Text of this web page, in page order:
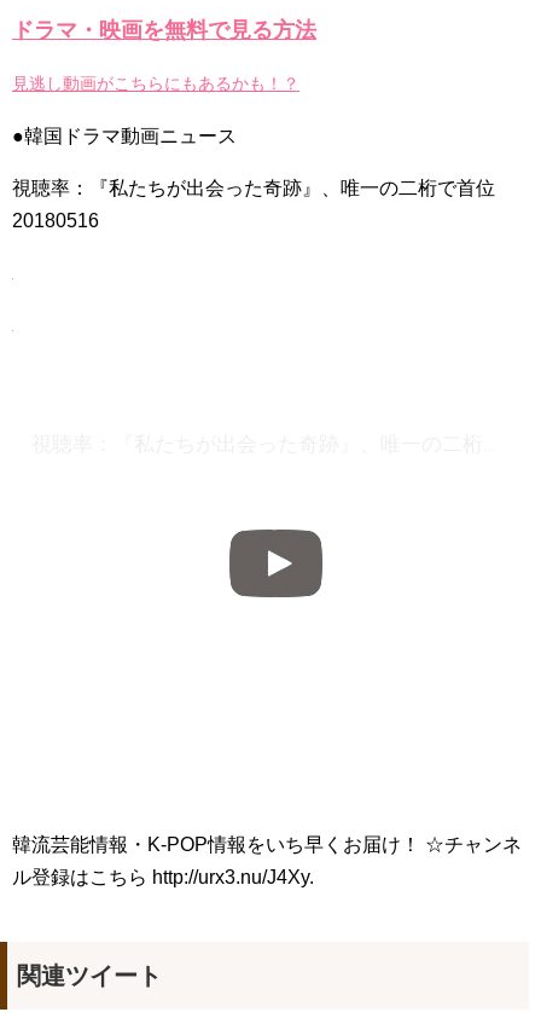
「ライフ・ オン・ マーズ」2019年11月2日TSUTAYAにて先行
レンタル開始！
Jin-Crash Landing On You/ヒョンビン❤️ソンイェジン / エンジョイ❕
ョンら同僚芸能人から慰めの言葉が続々 – Taka News
キングを一部公開（DVD-SET2特典映像より）
「まず熱く掃除せよ」女優キム・ユジョン、「健康がとても回
復…痩せたのはソン・ジェリムのせい!? 」 (11/26)
Powered by livedoor 相互RSS
ドラマ・映画を無料で見る方法
見逃し動画がこちらにもあるかも！？
●韓国ドラマ動画ニュース
視聴率：『私たちが出会った奇跡』、唯一の二桁で首位
20180516
韓流芸能情報・K-POP情報をいち早くお届け！ ☆チャンネ
ル登録はこちら http://urx3.nu/J4Xy.
関連ツイート